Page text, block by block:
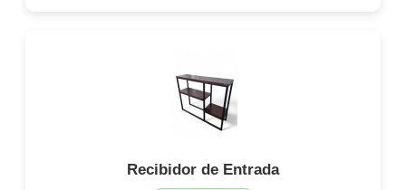
Recibidor de Entrada